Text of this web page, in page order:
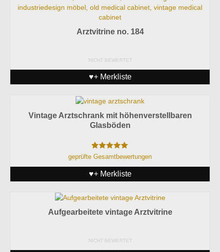
Arztvitrine no. 184
NICHT BEWERTET
♥+ Merkliste
Vintage Arztschrank mit höhenverstellbaren
Glasböden
Bewertet mit
geprüfte Gesamtbewertungen
♥+ Merkliste
Aufgearbeitete vintage Arztvitrine
NICHT BEWERTET